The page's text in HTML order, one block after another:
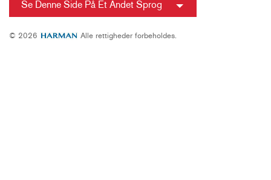
Se Denne Side På Et Andet Sprog
© 2026 Alle rettigheder forbeholdes.